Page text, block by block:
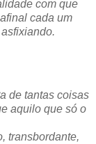
com que
cada um
de tantas coisas
aquilo que só o
transbordante,